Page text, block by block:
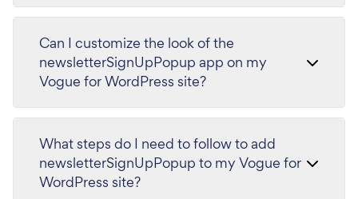
Can I customize the look of the
newsletterSignUpPopup app on my
Vogue for WordPress site?
What steps do I need to follow to add
newsletterSignUpPopup to my Vogue for
WordPress site?